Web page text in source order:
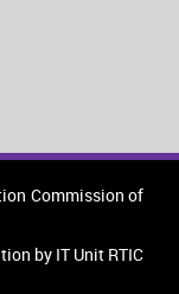
Commission of
by IT Unit RTIC